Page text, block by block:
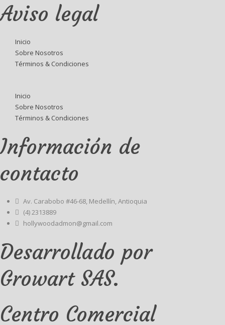
Aviso legal
Inicio
Sobre Nosotros
Términos & Condiciones
Inicio
Sobre Nosotros
Términos & Condiciones
Información de
contacto
Av. Carabobo #46-68, Medellín, Antioquia
(4) 2313889
hollywoodadmon@gmail.com
Desarrollado por
Growart SAS.
Centro Comercial